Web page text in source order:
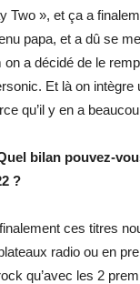
Two », et ça a
papa, et a dû se
on a décidé de le
Et là on
qu’il y en a
bilan pouvez-
?
ces titres
radio ou en
qu’avec les 2